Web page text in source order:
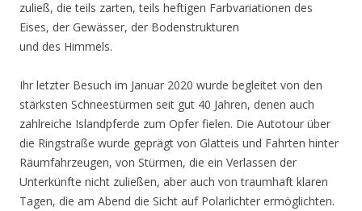
zuließ, die teils zarten, teils heftigen Farbvariationen des
Eises, der Gewässer, der Bodenstrukturen
und des Himmels.
Ihr letzter Besuch im Januar 2020 wurde begleitet von den
stärksten Schneestürmen seit gut 40 Jahren, denen auch
zahlreiche Islandpferde zum Opfer fielen. Die Autotour über
die Ringstraße wurde geprägt von Glatteis und Fahrten hinter
Räumfahrzeugen, von Stürmen, die ein Verlassen der
Unterkünfte nicht zuließen, aber auch von traumhaft klaren
Tagen, die am Abend die Sicht auf Polarlichter ermöglichten.